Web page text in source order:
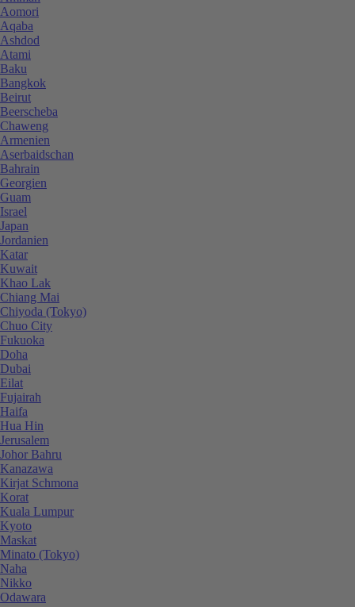
Aomori
Aqaba
Ashdod
Atami
Baku
Bangkok
Beirut
Beerscheba
Chaweng
Armenien
Aserbaidschan
Bahrain
Georgien
Guam
Israel
Japan
Jordanien
Katar
Kuwait
Khao Lak
Chiang Mai
Chiyoda (Tokyo)
Chuo City
Fukuoka
Doha
Dubai
Eilat
Fujairah
Haifa
Hua Hin
Jerusalem
Johor Bahru
Kanazawa
Kirjat Schmona
Korat
Kuala Lumpur
Kyoto
Maskat
Minato (Tokyo)
Naha
Nikko
Odawara